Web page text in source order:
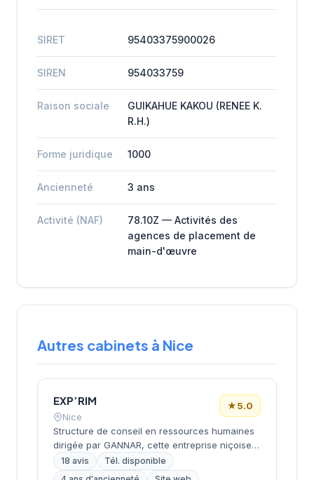
SIRET 95403375900026
SIREN 954033759
Raison sociale
GUIKAHUE KAKOU (RENEE K.
R.H.)
Forme juridique 1000
Ancienneté 3 ans
Activité (NAF)
78.10Z — Activités des
agences de placement de
main-d'œuvre
Autres cabinets à Nice
EXP’RIM
Nice
★5.0
Structure de conseil en ressources humaines
dirigée par GANNAR, cette entreprise niçoise
intervient dans le recrutement et
l'accompagnement des entreprises. Basée
18 avis
Tél. disponible